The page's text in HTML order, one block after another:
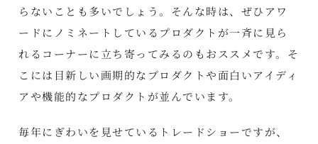
らないことも多いでしょう。そんな時は、ぜひアワ
ードにノミネートしているプロダクトが一斉に見ら
れるコーナーに立ち寄ってみるのもおススメです。そ
こには目新しい画期的なプロダクトや面白いアイディ
アや機能的なプロダクトが並んでいます。
毎年にぎわいを見せているトレードショーですが、